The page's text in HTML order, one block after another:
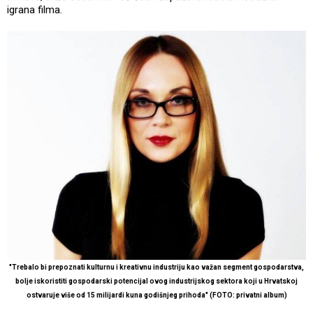
igrana filma.
"Trebalo bi prepoznati kulturnu i kreativnu industriju kao važan segment gospodarstva,
bolje iskoristiti gospodarski potencijal ovog industrijskog sektora koji u Hrvatskoj
ostvaruje više od 15 milijardi kuna godišnjeg prihoda" (FOTO: privatni album)